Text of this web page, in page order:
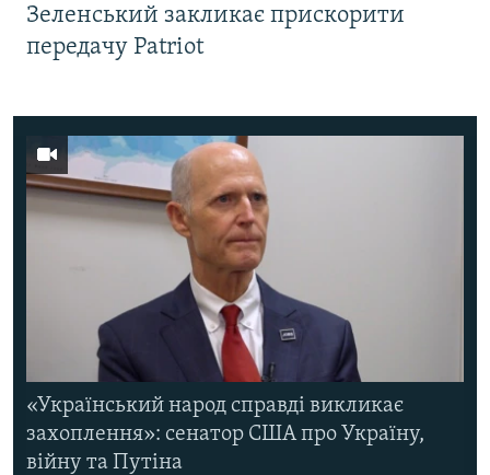
Зеленський закликає прискорити
передачу Patriot
«Український народ справді викликає
захоплення»: сенатор США про Україну,
війну та Путіна